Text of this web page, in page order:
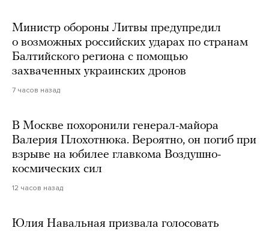
Министр обороны Литвы предупредил
о возможных российских ударах по странам
Балтийского региона с помощью
захваченных украинских дронов
7 часов назад
В Москве похоронили генерал-майора
Валерия Плохотнюка. Вероятно, он погиб при
взрыве на юбилее главкома Воздушно-
космических сил
12 часов назад
Юлия Навальная призвала голосовать